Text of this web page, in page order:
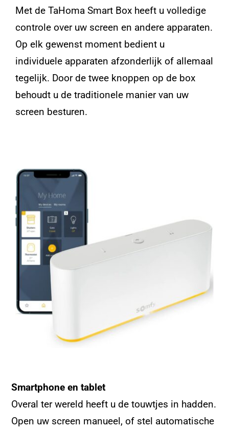
Met de TaHoma Smart Box heeft u volledige
controle over uw screen en andere apparaten.
Op elk gewenst moment bedient u
individuele apparaten afzonderlijk of allemaal
tegelijk. Door de twee knoppen op de box
behoudt u de traditionele manier van uw
screen besturen.
Smartphone en tablet
Overal ter wereld heeft u de touwtjes in hadden.
Open uw screen manueel, of stel automatische